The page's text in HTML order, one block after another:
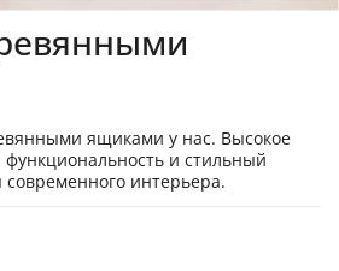
ящиками у нас. Высокое
функциональность и стильный
интерьера.